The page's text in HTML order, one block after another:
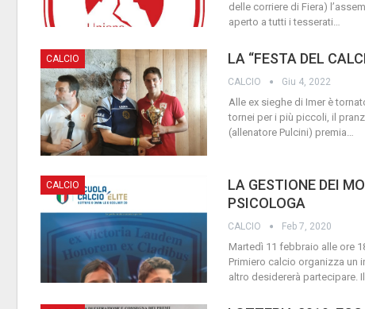
delle corriere di Fiera)
aperto a tutti i tesserati…
CALCIO LA “FESTA DEL
CALCIO Giu 4, 2022
Alle ex sieghe di Imer è
tornei per i più piccoli, il
(allenatore Pulcini) premia…
CALCIO
LA GESTIONE DEI
PSICOLOGA
CALCIO Feb 7, 2020
Martedì 11 febbraio alle ore
Primiero calcio organizza
altro desidererà partecipare. Il